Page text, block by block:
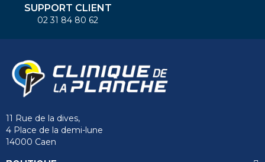
SUPPORT CLIENT
02 31 84 80 62
11 Rue de la dives,
4 Place de la demi-lune
14000 Caen